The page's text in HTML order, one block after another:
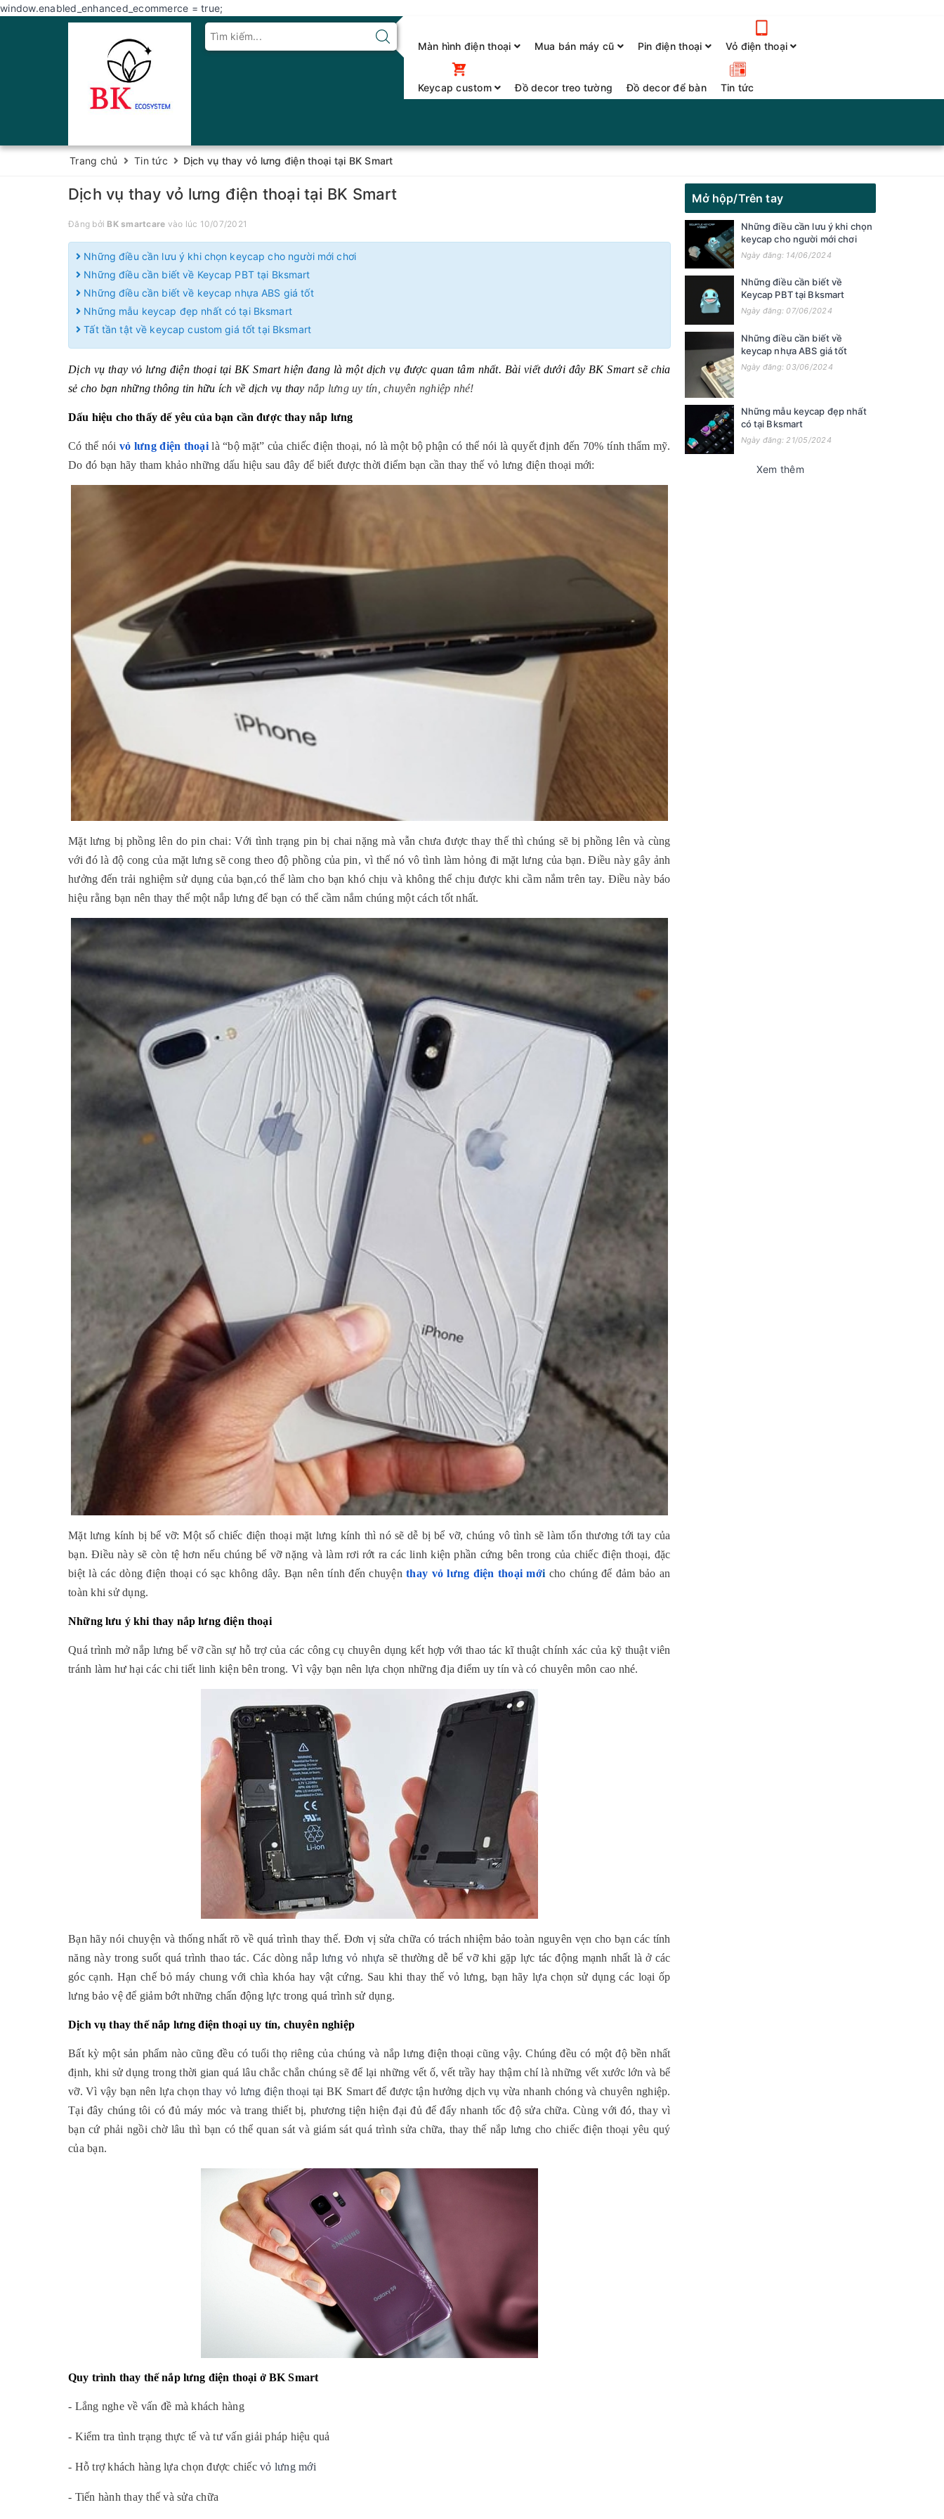
window.enabled_enhanced_ecommerce = true;
Màn hình điện thoại Mua bán máy cũ Pin điện thoại Vỏ điện thoại
Keycap custom Đồ decor treo tường Đồ decor để bàn Tin tức
Trang chủ Tin tức Dịch vụ thay vỏ lưng điện thoại tại BK Smart
Dịch vụ thay vỏ lưng điện thoại tại BK Smart
Đăng bởi BK smartcare vào lúc 10/07/2021
Những điều cần lưu ý khi chọn keycap cho người mới chơi
Những điều cần biết về Keycap PBT tại Bksmart
Những điều cần biết về keycap nhựa ABS giá tốt
Những mẫu keycap đẹp nhất có tại Bksmart
Tất tần tật về keycap custom giá tốt tại Bksmart
Dịch vụ thay vỏ lưng điện thoại tại BK Smart hiện đang là một dịch vụ được quan tâm nhất. Bài viết dưới đây BK Smart sẽ chia
sẻ cho bạn những thông tin hữu ích về dịch vụ thay nắp lưng uy tín, chuyên nghiệp nhé!
Dấu hiệu cho thấy dế yêu của bạn cần được thay nắp lưng
Có thể nói vỏ lưng điện thoại là “bộ mặt” của chiếc điện thoại, nó là một bộ phận có thể nói là quyết định đến 70% tính thẩm mỹ.
Do đó bạn hãy tham khảo những dấu hiệu sau đây để biết được thời điểm bạn cần thay thế vỏ lưng điện thoại mới:
Mặt lưng bị phồng lên do pin chai: Với tình trạng pin bị chai nặng mà vẫn chưa được thay thế thì chúng sẽ bị phồng lên và cùng
với đó là độ cong của mặt lưng sẽ cong theo độ phồng của pin, vì thế nó vô tình làm hỏng đi mặt lưng của bạn. Điều này gây ảnh
hưởng đến trải nghiệm sử dụng của bạn,có thể làm cho bạn khó chịu và không thể chịu được khi cầm nắm trên tay. Điều này báo
hiệu rằng bạn nên thay thế một nắp lưng để bạn có thể cầm nắm chúng một cách tốt nhất.
Mặt lưng kính bị bể vỡ: Một số chiếc điện thoại mặt lưng kính thì nó sẽ dễ bị bể vỡ, chúng vô tình sẽ làm tổn thương tới tay của
bạn. Điều này sẽ còn tệ hơn nếu chúng bể vỡ nặng và làm rơi rớt ra các linh kiện phần cứng bên trong của chiếc điện thoại, đặc
biệt là các dòng điện thoại có sạc không dây. Bạn nên tính đến chuyện thay vỏ lưng điện thoại mới cho chúng để đảm bảo an
toàn khi sử dụng.
Những lưu ý khi thay nắp lưng điện thoại
Quá trình mở nắp lưng bể vỡ cần sự hỗ trợ của các công cụ chuyên dụng kết hợp với thao tác kĩ thuật chính xác của kỹ thuật viên
tránh làm hư hại các chi tiết linh kiện bên trong. Vì vậy bạn nên lựa chọn những địa điểm uy tín và có chuyên môn cao nhé.
Bạn hãy nói chuyện và thống nhất rõ về quá trình thay thế. Đơn vị sửa chữa có trách nhiệm bảo toàn nguyên vẹn cho bạn các tính
năng này trong suốt quá trình thao tác. Các dòng nắp lưng vỏ nhựa sẽ thường dễ bể vỡ khi gặp lực tác động mạnh nhất là ở các
góc cạnh. Hạn chế bỏ máy chung với chìa khóa hay vật cứng. Sau khi thay thế vỏ lưng, bạn hãy lựa chọn sử dụng các loại ốp
lưng bảo vệ để giảm bớt những chấn động lực trong quá trình sử dụng.
Dịch vụ thay thế nắp lưng điện thoại uy tín, chuyên nghiệp
Bất kỳ một sản phẩm nào cũng đều có tuổi thọ riêng của chúng và nắp lưng điện thoại cũng vậy. Chúng đều có một độ bền nhất
định, khi sử dụng trong thời gian quá lâu chắc chắn chúng sẽ để lại những vết ố, vết trầy hay thậm chí là những vết xước lớn và bể
vỡ. Vì vậy bạn nên lựa chọn thay vỏ lưng điện thoại tại BK Smart để được tận hưởng dịch vụ vừa nhanh chóng và chuyên nghiệp.
Tại đây chúng tôi có đủ máy móc và trang thiết bị, phương tiện hiện đại đủ để đẩy nhanh tốc độ sửa chữa. Cùng với đó, thay vì
bạn cứ phải ngồi chờ lâu thì bạn có thể quan sát và giám sát quá trình sửa chữa, thay thế nắp lưng cho chiếc điện thoại yêu quý
của bạn.
Quy trình thay thế nắp lưng điện thoại ở BK Smart
- Lắng nghe về vấn đề mà khách hàng
- Kiểm tra tình trạng thực tế và tư vấn giải pháp hiệu quả
- Hỗ trợ khách hàng lựa chọn được chiếc vỏ lưng mới
- Tiến hành thay thế và sửa chữa
Mở hộp/Trên tay
Những điều cần lưu ý khi chọn
keycap cho người mới chơi
Ngày đăng: 14/06/2024
Những điều cần biết về
Keycap PBT tại Bksmart
Ngày đăng: 07/06/2024
Những điều cần biết về
keycap nhựa ABS giá tốt
Ngày đăng: 03/06/2024
Những mẫu keycap đẹp nhất
có tại Bksmart
Ngày đăng: 21/05/2024
Xem thêm